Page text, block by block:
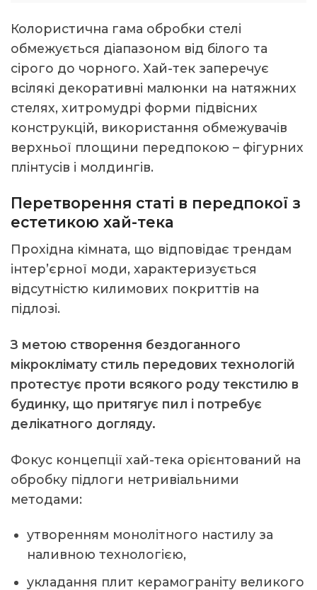
Колористична гама обробки стелі
обмежується діапазоном від білого та
сірого до чорного. Хай-тек заперечує
всілякі декоративні малюнки на натяжних
стелях, хитромудрі форми підвісних
конструкцій, використання обмежувачів
верхньої площини передпокою – фігурних
плінтусів і молдингів.
Перетворення статі в передпокої з
естетикою хай-тека
Прохідна кімната, що відповідає трендам
інтер’єрної моди, характеризується
відсутністю килимових покриттів на
підлозі.
З метою створення бездоганного
мікроклімату стиль передових технологій
протестує проти всякого роду текстилю в
будинку, що притягує пил і потребує
делікатного догляду.
Фокус концепції хай-тека орієнтований на
обробку підлоги нетривіальними
методами:
утворенням монолітного настилу за
наливною технологією,
укладання плит керамограніту великого